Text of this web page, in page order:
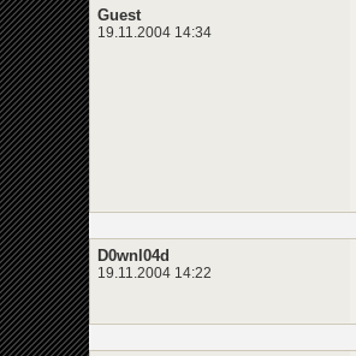
Guest
19.11.2004 14:34
D0wnl04d
19.11.2004 14:22